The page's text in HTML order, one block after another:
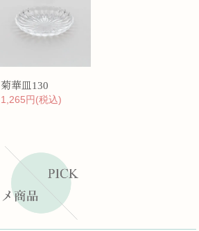
菊華皿130
1,265円(税込)